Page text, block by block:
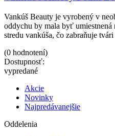
Vankúš Beauty je vyrobený v
oddychu by mala byť
stredu vankúša, čo zabraňuje
(0 hodnotení)
Dostupnosť:
vypredané
Akcie
Novinky
Najpredávanejšie
Oddelenia